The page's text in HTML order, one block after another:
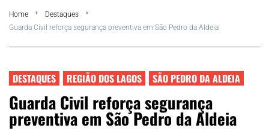
FLA Araru 2026
Região dos Lagos
Agenda Cultural
Home
Destaques
Guarda Civil reforça segurança preventiva em São Pedro da Aldeia
DESTAQUES REGIÃO DOS LAGOS SÃO PEDRO DA ALDEIA
Guarda Civil reforça segurança
preventiva em São Pedro da Aldeia